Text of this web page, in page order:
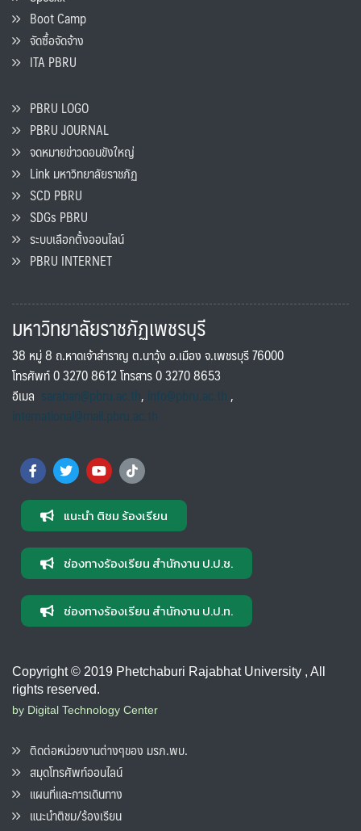
Boot Camp
จัดซื้อจัดจ้าง
ITA PBRU
PBRU LOGO
PBRU JOURNAL
จดหมายข่าวดอนขังใหญ่
Link มหาวิทยาลัยราชภัฏ
SCD PBRU
SDGs PBRU
ระบบเลือกตั้งออนไลน์
PBRU INTERNET
มหาวิทยาลัยราชภัฏเพชรบุรี
38 หมู่ 8 ถ.หาดเจ้าสำราญ ต.นาวุ้ง อ.เมือง จ.เพชรบุรี 76000
โทรศัพท์ 0 3270 8612 โทรสาร 0 3270 8653
อีเมล saraban@pbru.ac.th, info@pbru.ac.th,
international@mail.pbru.ac.th
แนะนำ ติชม ร้องเรียน
ช่องทางร้องเรียน สำนักงาน ป.ป.ช.
ช่องทางร้องเรียน สำนักงาน ป.ป.ท.
Copyright © 2019 Phetchaburi Rajabhat University , All
rights reserved.
by Digital Technology Center
ติดต่อหน่วยงานต่างๆของ มรภ.พบ.
สมุดโทรศัพท์ออนไลน์
แผนที่และการเดินทาง
แนะนำติชม/ร้องเรียน